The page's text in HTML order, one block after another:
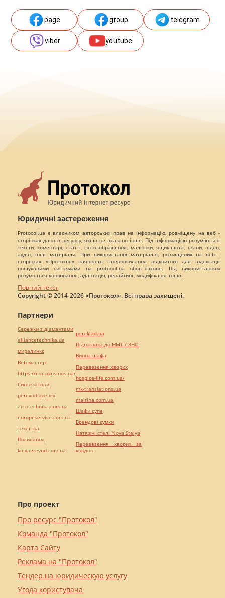
page group telegram
viber youtube
Юридичні застереження
Protocol.ua є власником авторських прав на інформацію, розміщену на веб -
сторінках даного ресурсу, якщо не вказано інше. Під інформацією розуміються
тексти, коментарі, статті, фотозображення, малюнки, ящик-шота, скани, відео,
аудіо, інші матеріали. При використанні матеріалів, розміщених на веб -
сторінках «Протокол» наявність гіперпосилання відкритого для індексації
пошуковими системами на protocol.ua обов`язкове. Під використанням
розуміється копіювання, адаптація, рерайтинг, модифікація тощо.
Повний текст
Copyright © 2014-2026 «Протокол». Всі права захищені.
Про проект
Про ресурс "Протокол"
Команда "Протокол"
Карта Сайту
Реклама на "Протокол"
Тендер на юридическую услугу
Угода користувача
Партнери
Сережки з діамантами
alliancetechnika.ua
миралинкс
Веб мастер
https://motokosmos.ua/
Синтезатори
perevod.agency
agrotechnika.com.ua
europeservice.com.ua
текст юа
Посилання
kievperevod.com.ua
pereklad.ua
Підготовка до НМТ / ЗНО
Винна шафа
Перевезення хворих
hospice-life.com.ua/
mk-translations.ua
maltina.com.ua
Шафи купе
Брендові сумки
Натяжні стелі Nova Stelya
Перевезення хворих за
кордон